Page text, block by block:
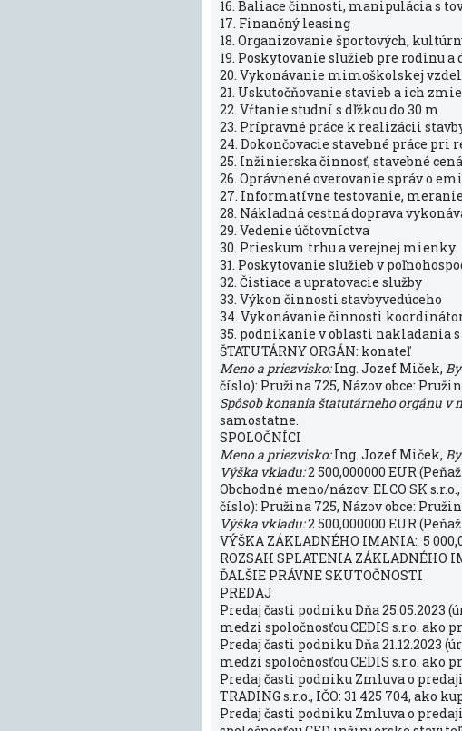
16. Baliace činnosti, manipulácia s
17. Finančný leasing
18. Organizovanie športových,
19. Poskytovanie služieb pre rodinu a
20. Vykonávanie mimoškolskej
21. Uskutočňovanie stavieb a ich
22. Vŕtanie studní s dľžkou do 30 m
23. Prípravné práce k realizácii
24. Dokončovacie stavebné práce
25. Inžinierska činnosť, stavebné
26. Oprávnené overovanie správ o
27. Informatívne testovanie,
28. Nákladná cestná doprava
29. Vedenie účtovníctva
30. Prieskum trhu a verejnej mienky
31. Poskytovanie služieb v
32. Čistiace a upratovacie služby
33. Výkon činnosti stavbyvedúceho
34. Vykonávanie činnosti
35. podnikanie v oblasti nakladania
ŠTATUTÁRNY ORGÁN: konateľ
Meno a priezvisko:Ing. Jozef Miček,
číslo): Pružina 725, Názov obce:
Spôsob konania štatutárneho orgánu v
samostatne.
SPOLOČNÍCI
Meno a priezvisko:Ing. Jozef Miček,
Výška vkladu:2 500,000000 EUR
Obchodné meno/názov: ELCO SK
číslo): Pružina 725, Názov obce:
Výška vkladu:2 500,000000 EUR
VÝŠKA ZÁKLADNÉHO IMANIA: 5
ROZSAH SPLATENIA ZÁKLADNÉHO
ĎALŠIE PRÁVNE SKUTOČNOSTI
PREDAJ
Predaj časti podniku Dňa 25.05.2023
medzi spoločnosťou CEDIS s.r.o. ako
Predaj časti podniku Dňa 21.12.2023
medzi spoločnosťou CEDIS s.r.o. ako
Predaj časti podniku Zmluva o
TRADING s.r.o., IČO: 31 425 704, ako
Predaj časti podniku Zmluva o